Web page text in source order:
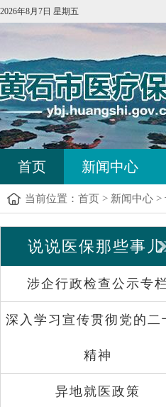
2026年8月7日 星期五
首页 新闻中心
当前位置： 首页 > 新闻中心 >
说说医保那些事儿
涉企行政检查公示专栏
深入学习宣传贯彻党的二
精神
异地就医政策